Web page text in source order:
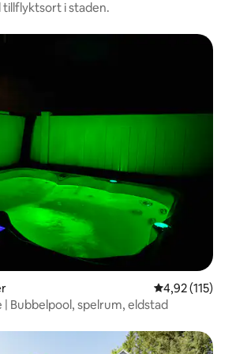
tillflyktsort i staden.
4,92 av 5 i
4,92 (115)
Bubbelpool, spelrum, eldstad